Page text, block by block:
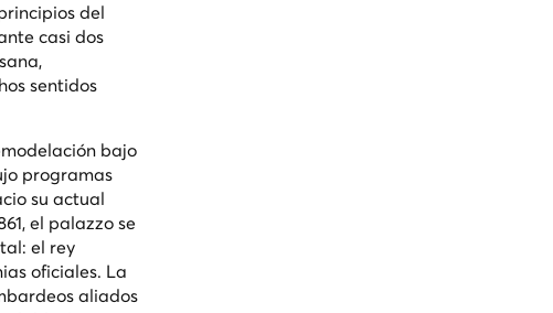
del
casi dos
sentidos
bajo
programas
su actual
el palazzo se
el rey
oficiales. La
aliados